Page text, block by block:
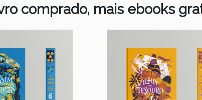
comprado, mais ebooks